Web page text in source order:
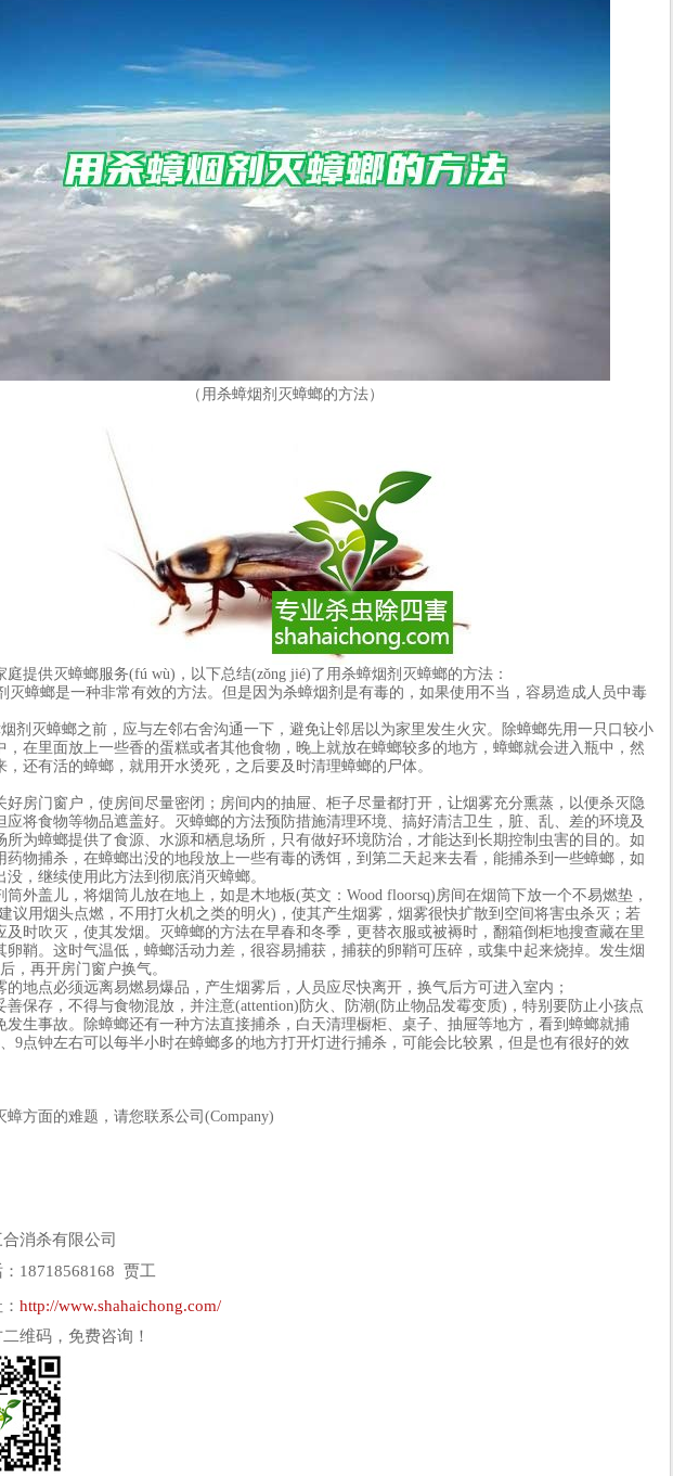
（用杀蟑烟剂灭蟑螂的方法）
庭提供灭蟑螂服务(fú wù)，以下总结(zǒng jié)了用杀蟑烟剂灭蟑螂的方法：
蟑螂是一种非常有效的方法。但是因为杀蟑烟剂是有毒的，如果使用不当，容易造成人员中毒
剂灭蟑螂之前，应与左邻右舍沟通一下，避免让邻居以为家里发生火灾。除蟑螂先用一只口较小
，在里面放上一些香的蛋糕或者其他食物，晚上就放在蟑螂较多的地方，蟑螂就会进入瓶中，然
，还有活的蟑螂，就用开水烫死，之后要及时清理蟑螂的尸体。
门窗户，使房间尽量密闭；房间内的抽屉、柜子尽量都打开，让烟雾充分熏蒸，以便杀灭隐
应将食物等物品遮盖好。灭蟑螂的方法预防措施清理环境、搞好清洁卫生，脏、乱、差的环境及
所为蟑螂提供了食源、水源和栖息场所，只有做好环境防治，才能达到长期控制虫害的目的。如
药物捕杀，在蟑螂出没的地段放上一些有毒的诱饵，到第二天起来去看，能捕杀到一些蟑螂，如
没，继续使用此方法到彻底消灭蟑螂。
盖儿，将烟筒儿放在地上，如是木地板(英文：Wood floorsq)房间在烟筒下放一个不易燃垫，
议用烟头点燃，不用打火机之类的明火)，使其产生烟雾，烟雾很快扩散到空间将害虫杀灭；若
及时吹灭，使其发烟。灭蟑螂的方法在早春和冬季，更替衣服或被褥时，翻箱倒柜地搜查藏在里
卵鞘。这时气温低，蟑螂活动力差，很容易捕获，捕获的卵鞘可压碎，或集中起来烧掉。发生烟
，再开房门窗户换气。
点必须远离易燃易爆品，产生烟雾后，人员应尽快离开，换气后方可进入室内；
存，不得与食物混放，并注意(attention)防火、防潮(防止物品发霉变质)，特别要防止小孩点
发生事故。除蟑螂还有一种方法直接捕杀，白天清理橱柜、桌子、抽屉等地方，看到蟑螂就捕
9点钟左右可以每半小时在蟑螂多的地方打开灯进行捕杀，可能会比较累，但是也有很好的效
蟑方面的难题，请您联系公司(Company)
消杀有限公司
18718568168 贾工
http://www.shahaichong.com/
维码，免费咨询！